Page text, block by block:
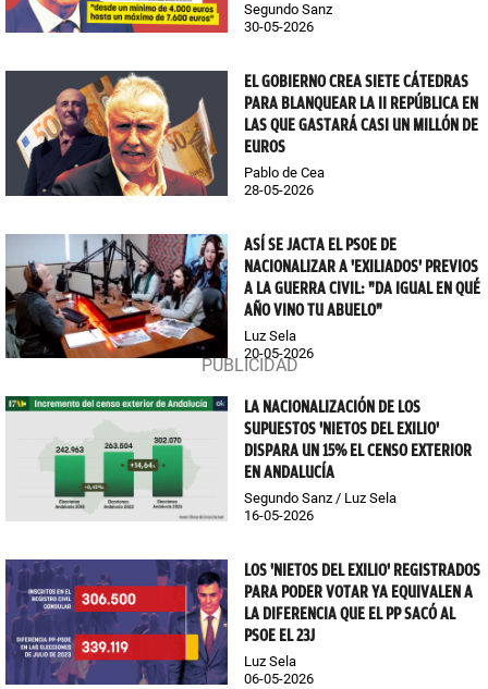
Segundo Sanz
30-05-2026
EL GOBIERNO CREA SIETE CÁTEDRAS
PARA BLANQUEAR LA II REPÚBLICA EN
LAS QUE GASTARÁ CASI UN MILLÓN DE
EUROS
Pablo de Cea
28-05-2026
ASÍ SE JACTA EL PSOE DE
NACIONALIZAR A 'EXILIADOS' PREVIOS
A LA GUERRA CIVIL: "DA IGUAL EN QUÉ
AÑO VINO TU ABUELO"
Luz Sela
20-05-2026
LA NACIONALIZACIÓN DE LOS
SUPUESTOS 'NIETOS DEL EXILIO'
DISPARA UN 15% EL CENSO EXTERIOR
EN ANDALUCÍA
Segundo Sanz / Luz Sela
16-05-2026
LOS 'NIETOS DEL EXILIO' REGISTRADOS
PARA PODER VOTAR YA EQUIVALEN A
LA DIFERENCIA QUE EL PP SACÓ AL
PSOE EL 23J
Luz Sela
06-05-2026